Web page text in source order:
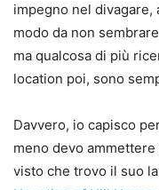
impegno nel divagare,
modo da non
ma qualcosa di più
location poi, sono
Davvero, io capisco
meno devo
visto che trovo il suo